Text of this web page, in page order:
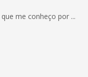
me conheço por ...